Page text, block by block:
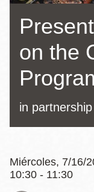
on the
in
Miércoles, 7/16/
10:30 - 11:30